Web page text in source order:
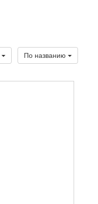
По названию